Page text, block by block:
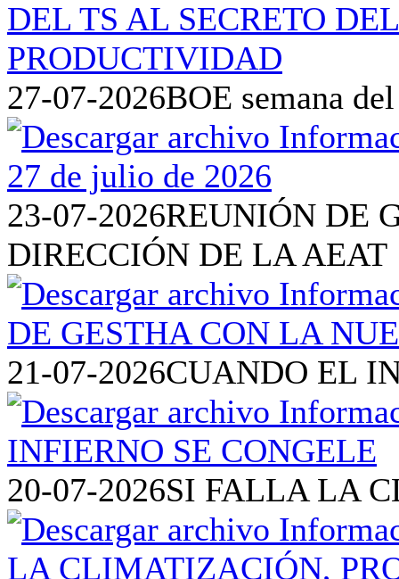
27-07-2026BOE semana
23-07-2026REUNIÓN DE
DIRECCIÓN DE LA AEAT
21-07-2026CUANDO EL
20-07-2026SI FALLA LA